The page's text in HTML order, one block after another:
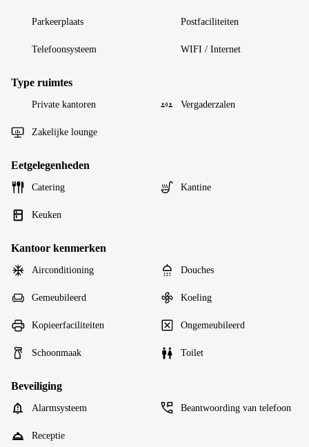
Parkeerplaats Postfaciliteiten
Telefoonsysteem WIFI / Internet
Type ruimtes
Private kantoren Vergaderzalen
Zakelijke lounge
Eetgelegenheden
Catering Kantine
Keuken
Kantoor kenmerken
Airconditioning Douches
Gemeubileerd Koeling
Kopieerfaciliteiten Ongemeubileerd
Schoonmaak Toilet
Beveiliging
Alarmsysteem Beantwoording van telefoon
Receptie